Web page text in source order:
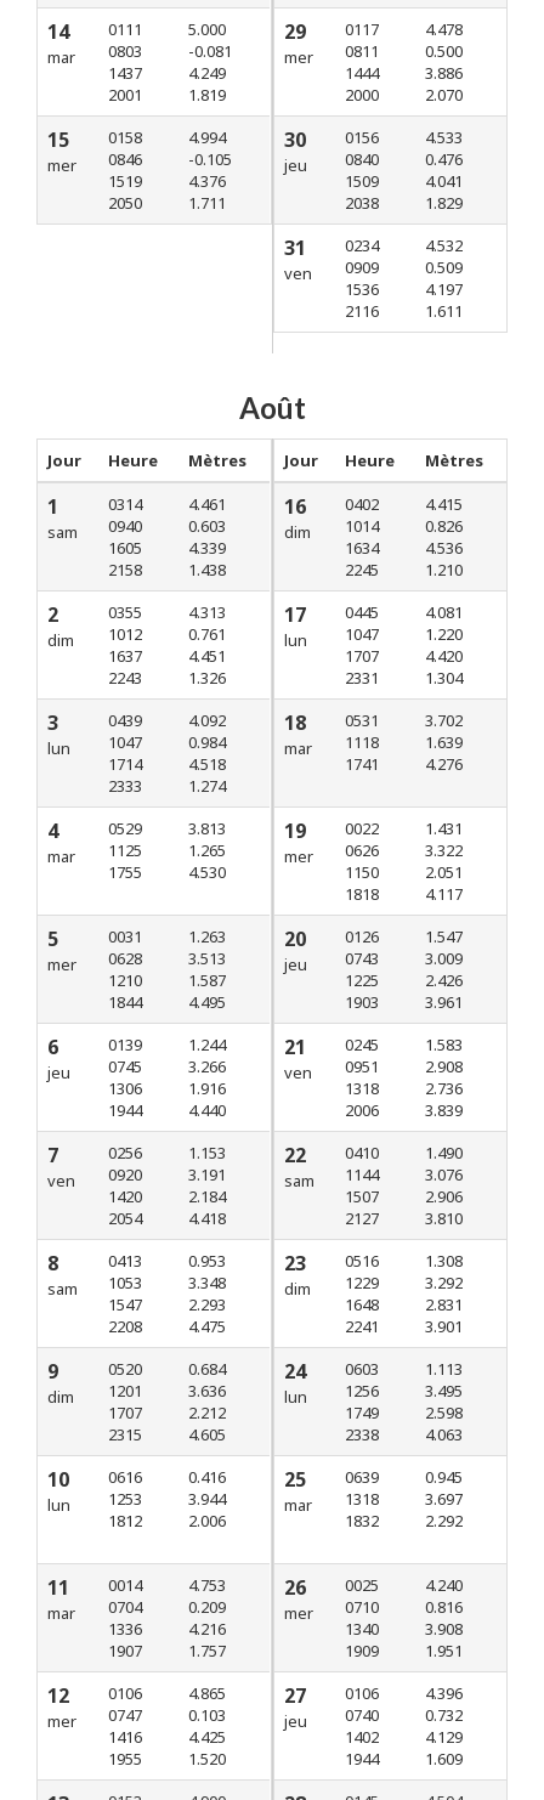
14
mar
0111
0803
1437
2001
5.000
-0.081
4.249
1.819
15
mer
0158
0846
1519
2050
4.994
-0.105
4.376
1.711
29
mer
0117
0811
1444
2000
4.478
0.500
3.886
2.070
30
jeu
0156
0840
1509
2038
4.533
0.476
4.041
1.829
31
ven
0234
0909
1536
2116
4.532
0.509
4.197
1.611
Août
Jour Heure Mètres
1
sam
0314
0940
1605
2158
4.461
0.603
4.339
1.438
2
dim
0355
1012
1637
2243
4.313
0.761
4.451
1.326
3
lun
0439
1047
1714
2333
4.092
0.984
4.518
1.274
4
mar
0529
1125
1755
3.813
1.265
4.530
5
mer
0031
0628
1210
1844
1.263
3.513
1.587
4.495
6
jeu
0139
0745
1306
1944
1.244
3.266
1.916
4.440
7
ven
0256
0920
1420
2054
1.153
3.191
2.184
4.418
8
sam
0413
1053
1547
2208
0.953
3.348
2.293
4.475
9
dim
0520
1201
1707
2315
0.684
3.636
2.212
4.605
10
lun
0616
1253
1812
0.416
3.944
2.006
11
mar
0014
0704
1336
1907
4.753
0.209
4.216
1.757
12
mer
0106
0747
1416
1955
4.865
0.103
4.425
1.520
Jour Heure Mètres
16
dim
0402
1014
1634
2245
4.415
0.826
4.536
1.210
17
lun
0445
1047
1707
2331
4.081
1.220
4.420
1.304
18
mar
0531
1118
1741
3.702
1.639
4.276
19
mer
0022
0626
1150
1818
1.431
3.322
2.051
4.117
20
jeu
0126
0743
1225
1903
1.547
3.009
2.426
3.961
21
ven
0245
0951
1318
2006
1.583
2.908
2.736
3.839
22
sam
0410
1144
1507
2127
1.490
3.076
2.906
3.810
23
dim
0516
1229
1648
2241
1.308
3.292
2.831
3.901
24
lun
0603
1256
1749
2338
1.113
3.495
2.598
4.063
25
mar
0639
1318
1832
0.945
3.697
2.292
26
mer
0025
0710
1340
1909
4.240
0.816
3.908
1.951
27
jeu
0106
0740
1402
1944
4.396
0.732
4.129
1.609